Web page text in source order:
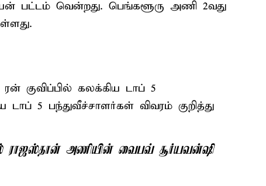
பட்டம் வென்றது. பெங்களூரு அணி 2வது
குவிப்பில் கலக்கிய டாப் 5
5 பந்துவீச்சாளர்கள் விவரம் குறித்து
ராஜஸ்தான் அணியின் வைபவ் சூர்யவன்ஷி